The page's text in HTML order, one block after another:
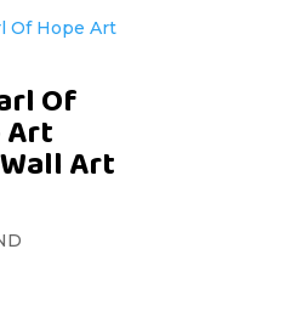
Of
Art
Art